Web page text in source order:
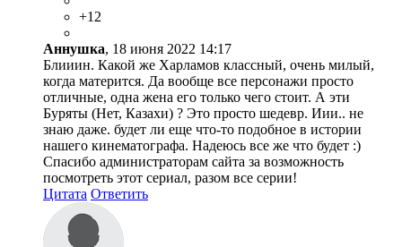
+12
Аннушка, 18 июня 2022 14:17
Блииин. Какой же Харламов классный, очень милый,
когда матерится. Да вообще все персонажи просто
отличные, одна жена его только чего стоит. А эти
Буряты (Нет, Казахи) ? Это просто шедевр. Иии.. не
знаю даже. будет ли еще что-то подобное в истории
нашего кинематографа. Надеюсь все же что будет :)
Спасибо администраторам сайта за возможность
посмотреть этот сериал, разом все серии!
Цитата Ответить